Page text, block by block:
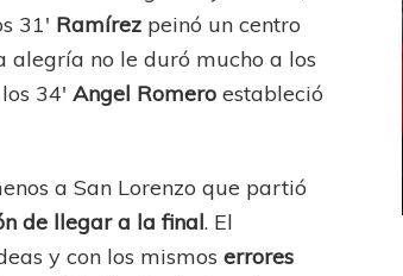
31′ Ramírez peinó un centro
alegría no le duró mucho a los
34′Angel Romeroestableció
a San Lorenzo que partió
de llegar a la final. El
y con los mismoserrores